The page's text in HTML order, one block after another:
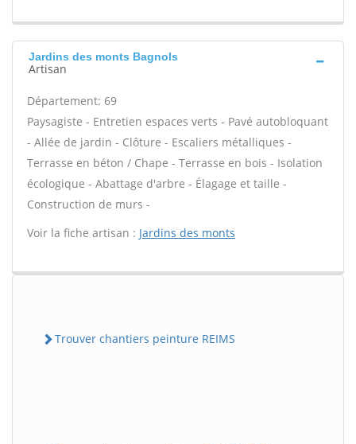
Jardins des monts Bagnols
Artisan
Département: 69
Paysagiste - Entretien espaces verts - Pavé autobloquant
- Allée de jardin - Clôture - Escaliers métalliques -
Terrasse en béton / Chape - Terrasse en bois - Isolation
écologique - Abattage d'arbre - Élagage et taille -
Construction de murs -
Voir la fiche artisan : Jardins des monts
Trouver chantiers peinture REIMS